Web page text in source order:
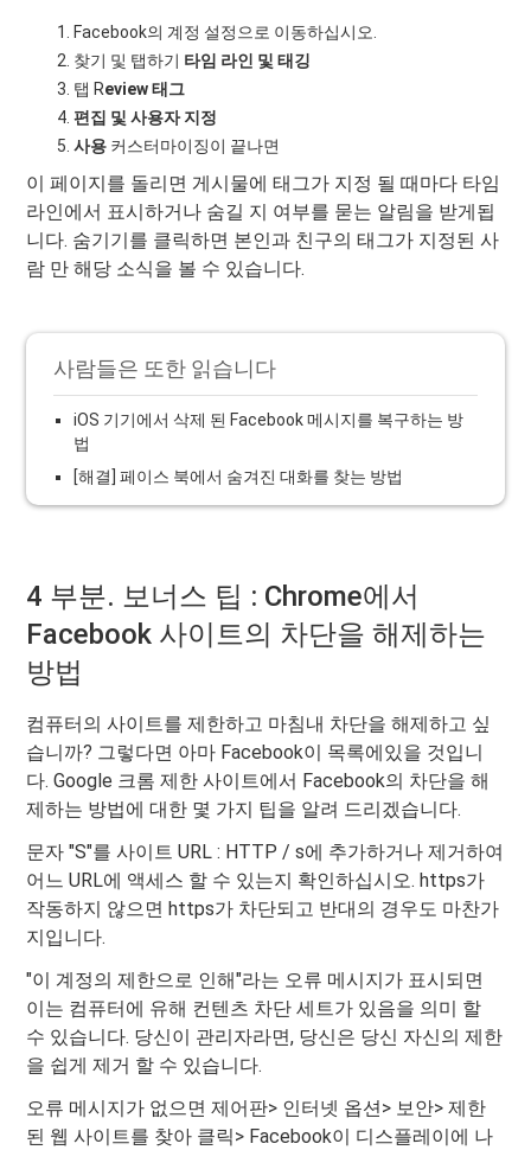
Facebook의 계정 설정으로 이동하십시오.
찾기 및 탭하기 타임 라인 및 태깅
탭 Review 태그
편집 및 사용자 지정
사용 커스터마이징이 끝나면
이 페이지를 돌리면 게시물에 태그가 지정 될 때마다 타임
라인에서 표시하거나 숨길 지 여부를 묻는 알림을 받게됩
니다. 숨기기를 클릭하면 본인과 친구의 태그가 지정된 사
람 만 해당 소식을 볼 수 있습니다.
사람들은 또한 읽습니다
iOS 기기에서 삭제 된 Facebook 메시지를 복구하는 방
법
[해결] 페이스 북에서 숨겨진 대화를 찾는 방법
4 부분. 보너스 팁 : Chrome에서
Facebook 사이트의 차단을 해제하는
방법
컴퓨터의 사이트를 제한하고 마침내 차단을 해제하고 싶
습니까? 그렇다면 아마 Facebook이 목록에있을 것입니
다. Google 크롬 제한 사이트에서 Facebook의 차단을 해
제하는 방법에 대한 몇 가지 팁을 알려 드리겠습니다.
문자 "S"를 사이트 URL : HTTP / s에 추가하거나 제거하여
어느 URL에 액세스 할 수 있는지 확인하십시오. https가
작동하지 않으면 https가 차단되고 반대의 경우도 마찬가
지입니다.
"이 계정의 제한으로 인해"라는 오류 메시지가 표시되면
이는 컴퓨터에 유해 컨텐츠 차단 세트가 있음을 의미 할
수 있습니다. 당신이 관리자라면, 당신은 당신 자신의 제한
을 쉽게 제거 할 수 있습니다.
오류 메시지가 없으면 제어판> 인터넷 옵션> 보안> 제한
된 웹 사이트를 찾아 클릭> Facebook이 디스플레이에 나